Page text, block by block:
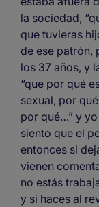
la sociedad,
que tuvieras
de ese patrón,
los 37 años, y
“que por qué
sexual, por
por qué…” y
siento que el
entonces si
vienen
no estás
y si haces al